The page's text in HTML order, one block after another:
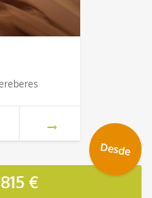
€
Desde